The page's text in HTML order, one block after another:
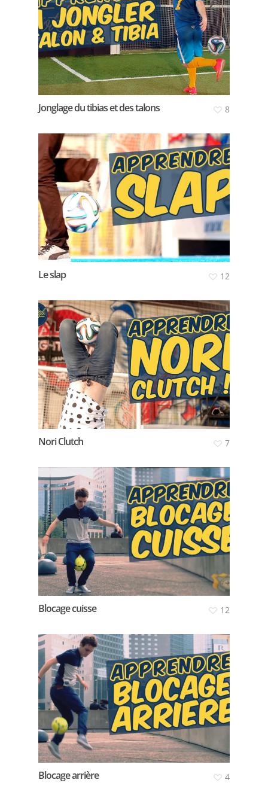
Jonglage du tibias et des talons 8
Le slap 12
Nori Clutch 7
Blocage cuisse 12
Blocage arrière 4